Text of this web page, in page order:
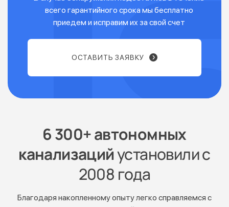
всего гарантийного срока мы бесплатно
приедем и исправим их за свой счет
ОСТАВИТЬ ЗАЯВКУ
6 300+ автономных
канализацийустановили с
2008 года
Благодаря накопленному опыту легко справляемся с